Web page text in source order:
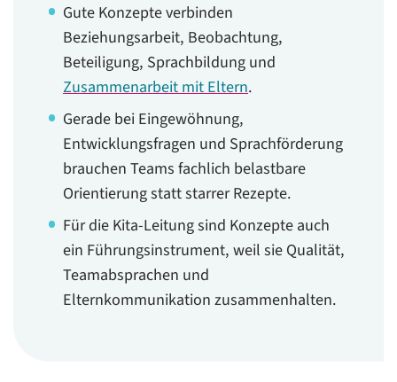
Gute Konzepte verbinden
Beziehungsarbeit, Beobachtung,
Beteiligung, Sprachbildung und
Zusammenarbeit mit Eltern.
Gerade bei Eingewöhnung,
Entwicklungsfragen und Sprachförderung
brauchen Teams fachlich belastbare
Orientierung statt starrer Rezepte.
Für die Kita-Leitung sind Konzepte auch
ein Führungsinstrument, weil sie Qualität,
Teamabsprachen und
Elternkommunikation zusammenhalten.